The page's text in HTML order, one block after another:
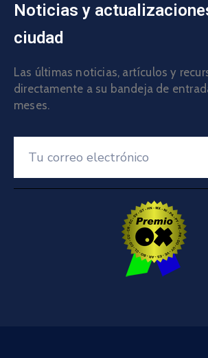
Noticias y
ciudad
Las últimas noticias, artículos y
directamente a su bandeja de
meses.